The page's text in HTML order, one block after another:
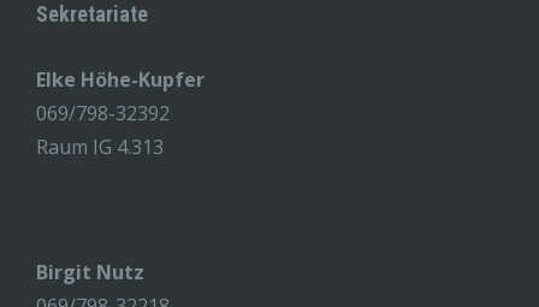
Sekretariate
Elke Höhe-Kupfer
069/798-32392
Raum IG 4.313
Birgit Nutz